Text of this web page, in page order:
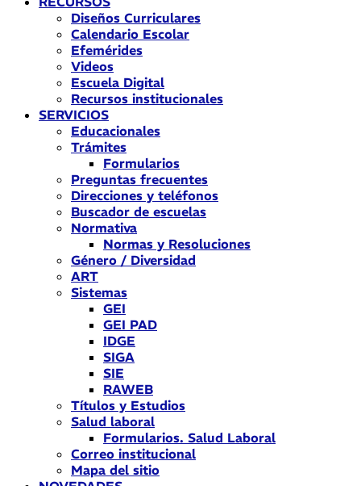
Diseños Curriculares
Calendario Escolar
Efemérides
Videos
Escuela Digital
Recursos institucionales
SERVICIOS
Educacionales
Trámites
Formularios
Preguntas frecuentes
Direcciones y teléfonos
Buscador de escuelas
Normativa
Normas y Resoluciones
Género / Diversidad
ART
Sistemas
GEI
GEI PAD
IDGE
SIGA
SIE
RAWEB
Títulos y Estudios
Salud laboral
Formularios. Salud Laboral
Correo institucional
Mapa del sitio